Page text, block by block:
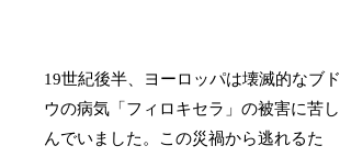
19世紀後半、ヨーロッパは壊滅的なブド
ウの病気「フィロキセラ」の被害に苦し
んでいました。この災禍から逃れるた